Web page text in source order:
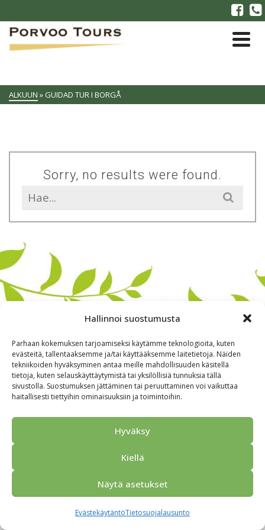
Hallinnoi suostumusta
Parhaan kokemuksen tarjoamiseksi käytämme teknologioita, kuten
evästeitä, tallentaaksemme ja/tai käyttääksemme laitetietoja. Näiden
tekniikoiden hyväksyminen antaa meille mahdollisuuden käsitellä
tietoja, kuten selauskäyttäytymistä tai yksilöllisiä tunnuksia tällä
sivustolla. Suostumuksen jättäminen tai peruuttaminen voi vaikuttaa
haitallisesti tiettyihin ominaisuuksiin ja toimintoihin.
Hyväksy
Kiellä
Näytä asetukset
EvästekäytäntöTietosuojalausunto
ALKUUN » GUIDAD TUR I BORGÅ
Sorry, no results were found.
Search
for:
Alkuun Ryhmille Kokous & Ohjelmat
Yhteistyökumppanit
Tarjouspyyntö
Anna palautetta
Tietosuojaseloste
© 2026 Porvoo Tours - matkanjärjestäjä / FPW